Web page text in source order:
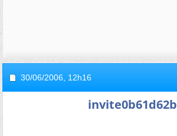
30/06/2006, 12h16
invite0b61d62b